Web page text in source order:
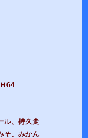
64
ル、持久走
そ、みかん